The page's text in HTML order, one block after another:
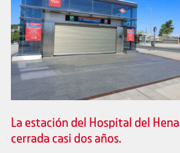
La estación del Hospital del
cerrada casi dos años.